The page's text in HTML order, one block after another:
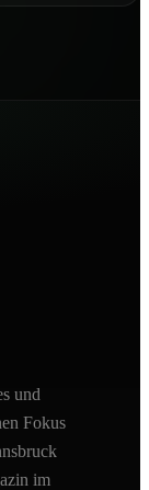
und
Fokus
im